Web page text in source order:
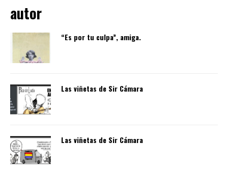
autor
“Es por tu culpa”, amiga.
Las viñetas de Sir Cámara
Las viñetas de Sir Cámara